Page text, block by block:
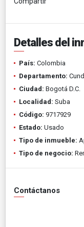
Detalles del
País: Colombia
Departamento:
Ciudad: Bogotá D.C.
Localidad: Suba
Código: 9717929
Estado: Usado
Tipo de inmueble:
Tipo de negocio:
Contáctanos